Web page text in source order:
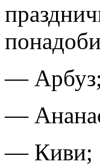
— Арбуз;
—
— Киви;